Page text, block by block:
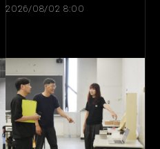
2026/08/02 8:00